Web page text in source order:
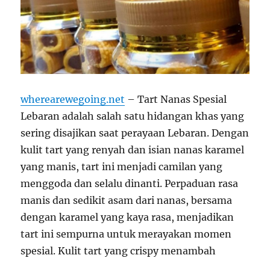
wherearewegoing.net – Tart Nanas Spesial
Lebaran adalah salah satu hidangan khas yang
sering disajikan saat perayaan Lebaran. Dengan
kulit tart yang renyah dan isian nanas karamel
yang manis, tart ini menjadi camilan yang
menggoda dan selalu dinanti. Perpaduan rasa
manis dan sedikit asam dari nanas, bersama
dengan karamel yang kaya rasa, menjadikan
tart ini sempurna untuk merayakan momen
spesial. Kulit tart yang crispy menambah